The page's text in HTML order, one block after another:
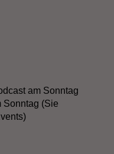
am Sonntag
Sonntag (Sie